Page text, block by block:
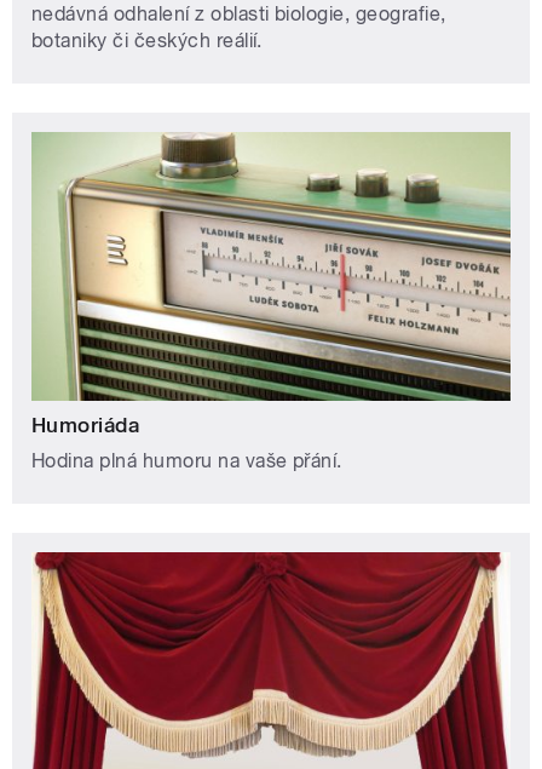
nedávná odhalení z oblasti biologie, geografie,
botaniky či českých reálií.
Humoriáda
Hodina plná humoru na vaše přání.